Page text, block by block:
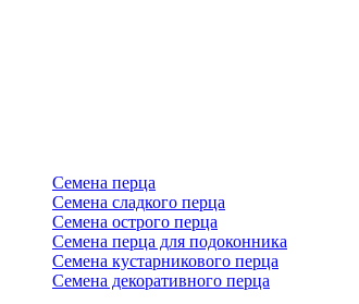
Семена перца
Семена сладкого перца
Семена острого перца
Семена перца для подоконника
Семена кустарникового перца
Семена декоративного перца